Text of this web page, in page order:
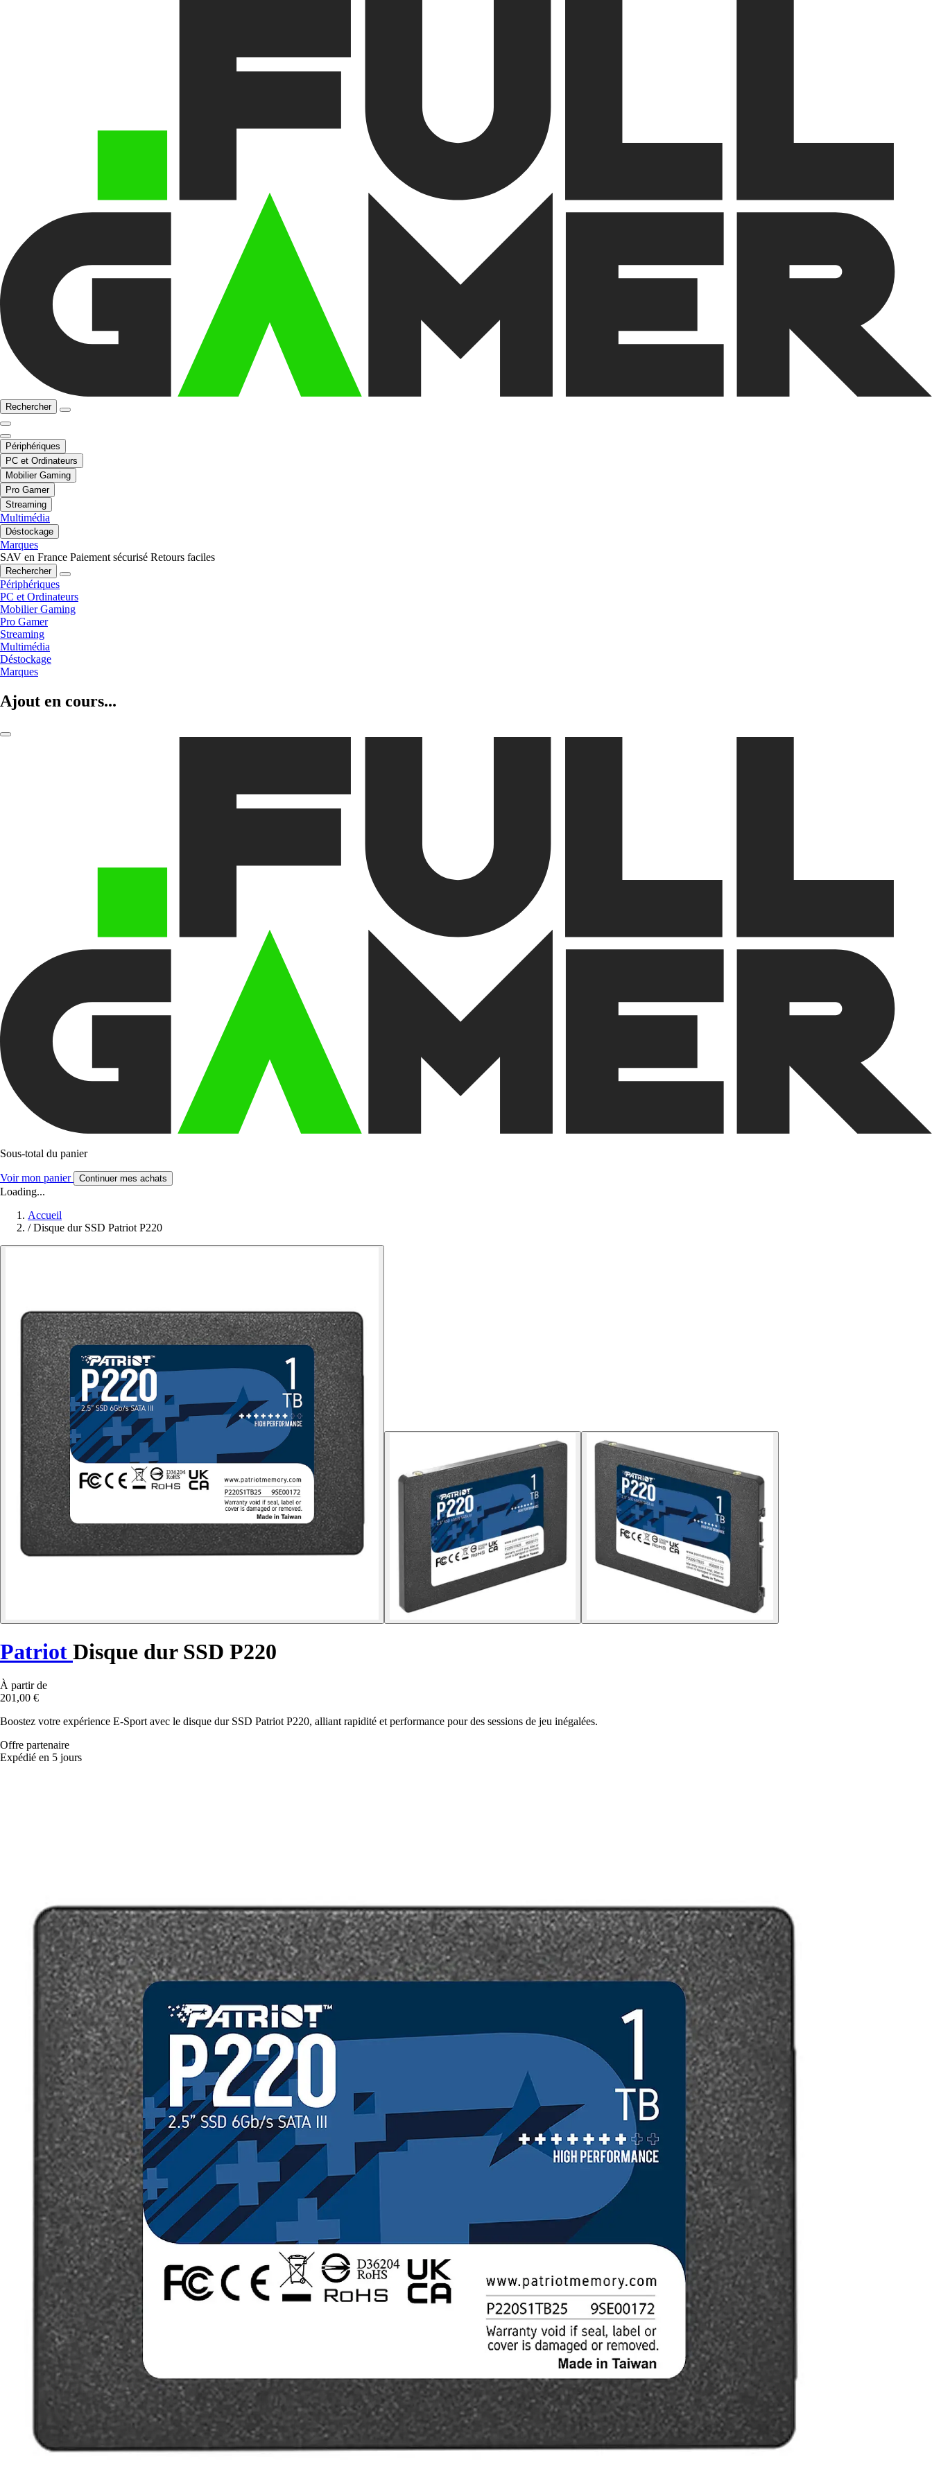
Rechercher
Périphériques
PC et Ordinateurs
Mobilier Gaming
Pro Gamer
Streaming
Multimédia
Déstockage
Marques
SAV en France Paiement sécurisé Retours faciles
Rechercher
Périphériques
PC et Ordinateurs
Mobilier Gaming
Pro Gamer
Streaming
Multimédia
Déstockage
Marques
Ajout en cours...
Sous-total du panier
Voir mon panier Continuer mes achats
Loading...
Accueil
/ Disque dur SSD Patriot P220
Patriot Disque dur SSD P220
À partir de
201,00 €
Boostez votre expérience E-Sport avec le disque dur SSD Patriot P220, alliant rapidité et performance pour des sessions de jeu inégalées.
Offre partenaire
Expédié en 5 jours